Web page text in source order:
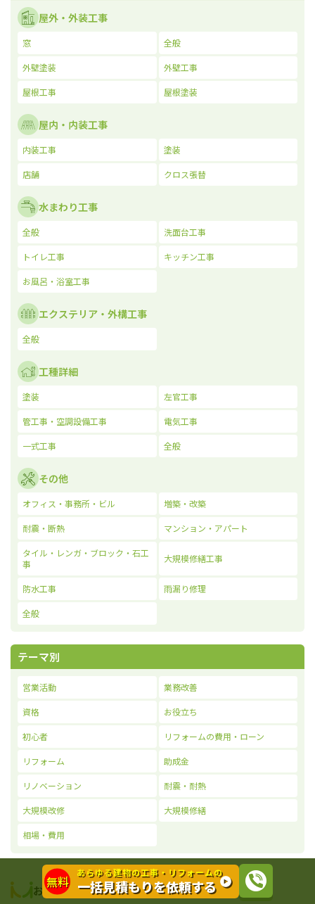
屋外・外装工事
窓 全般
外壁塗装 外壁工事
屋根工事 屋根塗装
屋内・内装工事
内装工事 塗装
店舗 クロス張替
水まわり工事
全般 洗面台工事
トイレ工事 キッチン工事
お風呂・浴室工事
エクステリア・外構工事
全般
工種詳細
塗装 左官工事
管工事・空調設備工事 電気工事
一式工事 全般
その他
オフィス・事務所・ビル 増築・改築
耐震・断熱 マンション・アパート
タイル・レンガ・ブロック・石工
事
大規模修繕工事
防水工事 雨漏り修理
全般
テーマ別
営業活動 業務改善
資格 お役立ち
初心者 リフォームの費用・ローン
リフォーム 助成金
リノベーション 耐震・耐熱
大規模改修 大規模修繕
相場・費用
おすすめコラム
無料
あらゆる建物の工事・リフォームの
一括見積もりを依頼する